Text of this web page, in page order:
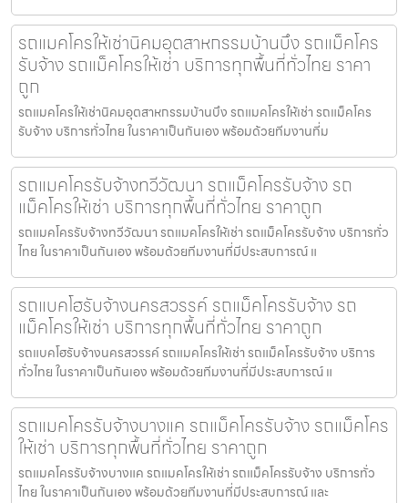
รถแมคโครให้เช่านิคมอุตสาหกรรมบ้านบึง รถแม็คโคร
รับจ้าง รถแม็คโครให้เช่า บริการทุกพื้นที่ทั่วไทย ราคา
ถูก
รถแมคโครให้เช่านิคมอุตสาหกรรมบ้านบึง รถแมคโครให้เช่า รถแม็คโคร
รับจ้าง บริการทั่วไทย ในราคาเป็นกันเอง พร้อมด้วยทีมงานที่ม
รถแมคโครรับจ้างทวีวัฒนา รถแม็คโครรับจ้าง รถ
แม็คโครให้เช่า บริการทุกพื้นที่ทั่วไทย ราคาถูก
รถแมคโครรับจ้างทวีวัฒนา รถแมคโครให้เช่า รถแม็คโครรับจ้าง บริการทั่ว
ไทย ในราคาเป็นกันเอง พร้อมด้วยทีมงานที่มีประสบการณ์ แ
รถแบคโฮรับจ้างนครสวรรค์ รถแม็คโครรับจ้าง รถ
แม็คโครให้เช่า บริการทุกพื้นที่ทั่วไทย ราคาถูก
รถแบคโฮรับจ้างนครสวรรค์ รถแมคโครให้เช่า รถแม็คโครรับจ้าง บริการ
ทั่วไทย ในราคาเป็นกันเอง พร้อมด้วยทีมงานที่มีประสบการณ์ แ
รถแมคโครรับจ้างบางแค รถแม็คโครรับจ้าง รถแม็คโคร
ให้เช่า บริการทุกพื้นที่ทั่วไทย ราคาถูก
รถแมคโครรับจ้างบางแค รถแมคโครให้เช่า รถแม็คโครรับจ้าง บริการทั่ว
ไทย ในราคาเป็นกันเอง พร้อมด้วยทีมงานที่มีประสบการณ์ และ